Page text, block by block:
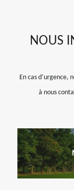
NOUS
En cas d’urgence,
à nous